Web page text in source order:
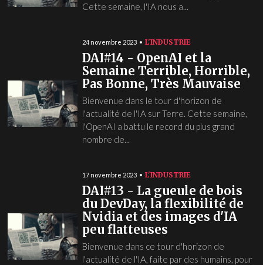
Cette semaine, l'IA nous a...
24 novembre 2023 L'INDUSTRIE
DAI#14 - OpenAI et la
Semaine Terrible, Horrible,
Pas Bonne, Très Mauvaise
Bienvenue dans le tour d'horizon de
l'actualité de l'IA sur Terre. Cette semaine,
l'OpenAI a battu le record du plus grand
nombre de...
17 novembre 2023 L'INDUSTRIE
DAI#13 - La gueule de bois
du DevDay, la flexibilité de
Nvidia et des images d'IA
peu flatteuses
Bienvenue dans ce tour d'horizon de
l'actualité de l'IA, faite par des humains, pour